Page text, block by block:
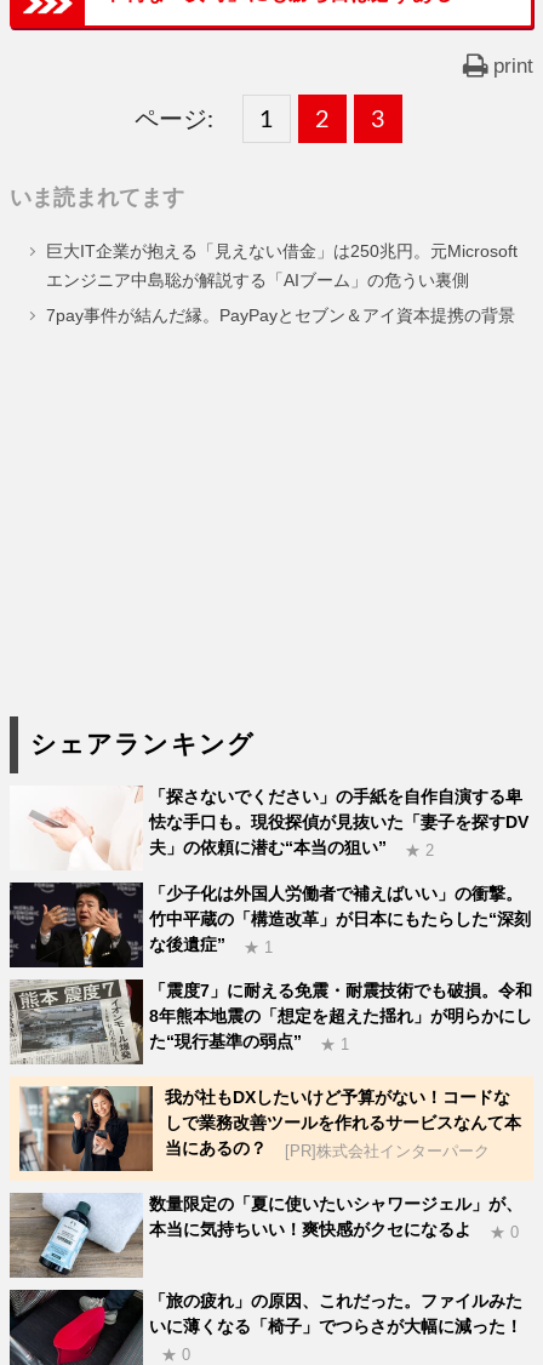
print
ページ:
固
ー
ジ
1 ,
固
ー
ジ
2 ,
固
ー
ジ
3
いま読まれてます
巨大IT企業が抱える「見えない借金」は250兆円。元Microsoft
エンジニア中島聡が解説する「AIブーム」の危うい裏側
7pay事件が結んだ縁。PayPayとセブン＆アイ資本提携の背景
シェアランキング
「探さないでください」の手紙を自作自演する卑
怯な手口も。現役探偵が見抜いた「妻子を探すDV
夫」の依頼に潜む“本当の狙い”
★ 2
「少子化は外国人労働者で補えばいい」の衝撃。
竹中平蔵の「構造改革」が日本にもたらした“深刻
な後遺症”
★ 1
「震度7」に耐える免震・耐震技術でも破損。令和
8年熊本地震の「想定を超えた揺れ」が明らかにし
た“現行基準の弱点”
★ 1
我が社もDXしたいけど予算がない！コードな
しで業務改善ツールを作れるサービスなんて本
当にあるの？
[PR]株式会社インターパーク
数量限定の「夏に使いたいシャワージェル」が、
本当に気持ちいい！爽快感がクセになるよ
★ 0
「旅の疲れ」の原因、これだった。ファイルみた
いに薄くなる「椅子」でつらさが大幅に減った！
★ 0